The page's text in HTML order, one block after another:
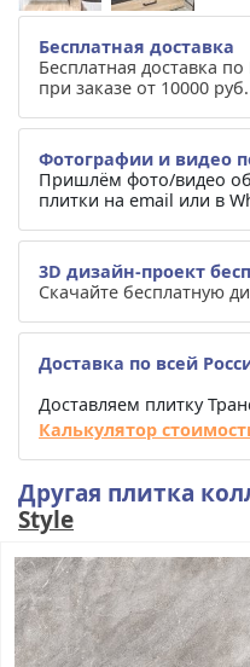
Бесплатная доставка
Бесплатная доставка
при заказе от 10000 руб.
Фотографии и видео
Пришлём фото/видео
плитки на email или в
3D дизайн-проект
Скачайте бесплатную
Доставка по всей
Доставляем плитку
Калькулятор
Другая плитка
Style